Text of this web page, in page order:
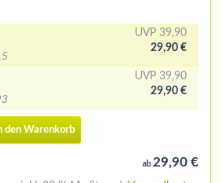
UVP 39,90
29,90 €
UVP 39,90
29,90 €
den Warenkorb
ab 29,90 €